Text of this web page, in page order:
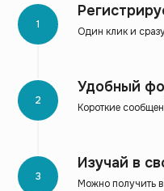
Один клик и
Удобный
Короткие
Изучай в
Можно получить